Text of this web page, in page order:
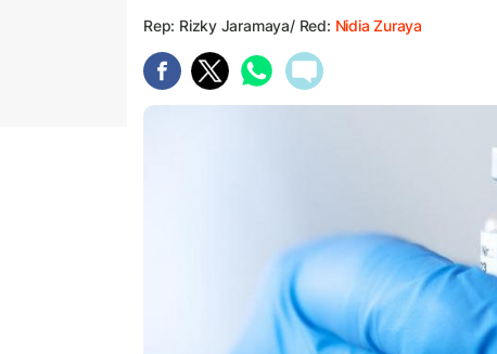
Rep: Rizky Jaramaya/ Red: Nidia Zuraya